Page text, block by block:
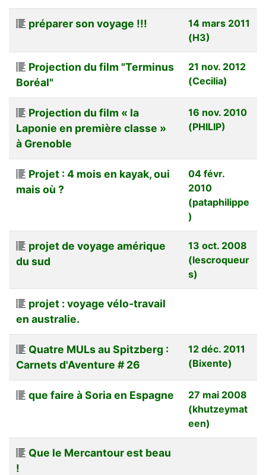
préparer son voyage !!!
14 mars 2011
(H3)
Projection du film "Terminus
Boréal"
21 nov. 2012
(Cecilia)
Projection du film « la
Laponie en première classe »
à Grenoble
16 nov. 2010
(PHILIP)
Projet : 4 mois en kayak, oui
mais où ?
04 févr.
2010
(pataphilippe
)
projet de voyage amérique
du sud
13 oct. 2008
(lescroqueur
s)
projet : voyage vélo-travail
en australie.
Quatre MULs au Spitzberg :
Carnets d'Aventure # 26
12 déc. 2011
(Bixente)
que faire à Soria en Espagne
27 mai 2008
(khutzeymat
een)
Que le Mercantour est beau
!